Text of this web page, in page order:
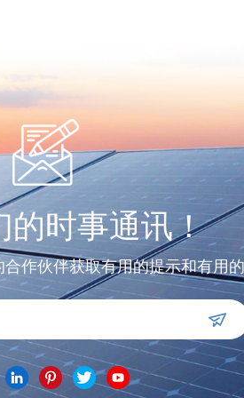
的时事通讯！
作伙伴获取有用的提示和有用